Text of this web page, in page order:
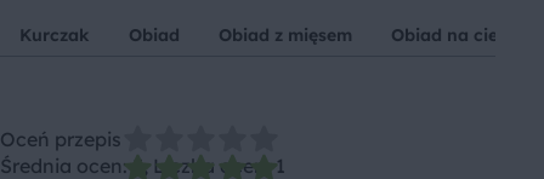
Kurczak Obiad Obiad z mięsem Obiad na ciepło
Oceń przepis
Średnia ocen: 5, Liczba ocen: 1